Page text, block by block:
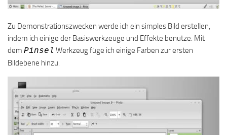
Zu Demonstrationszwecken werde ich ein simples Bild erstellen,
indem ich einige der Basiswerkzeuge und Effekte benutze. Mit
dem Pinsel Werkzeug füge ich einige Farben zur ersten
Bildebene hinzu.